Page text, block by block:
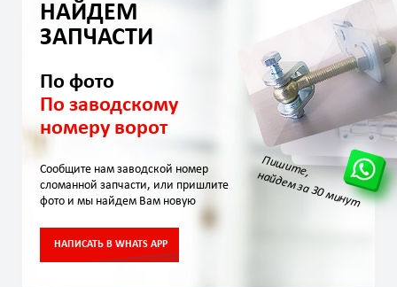
НАЙДЕМ
ЗАПЧАСТИ
По фото
По заводскому
номеру ворот
Сообщите нам заводской номер
сломанной запчасти, или пришлите
фото и мы найдем Вам новую
НАПИСАТЬ В WHATS APP
Пишите,
найдем за 30 минут